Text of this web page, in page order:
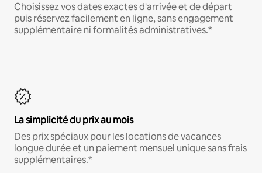
Choisissez vos dates exactes d'arrivée et de départ
puis réservez facilement en ligne, sans engagement
supplémentaire ni formalités administratives.*
La simplicité du prix au mois
Des prix spéciaux pour les locations de vacances
longue durée et un paiement mensuel unique sans frais
supplémentaires.*